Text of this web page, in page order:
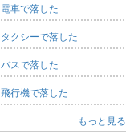
電車で落した
タクシーで落した
バスで落した
飛行機で落した
もっと見る